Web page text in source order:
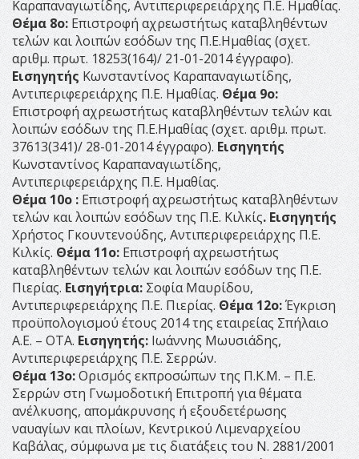
Καραπαναγιωτίδης, Αντιπεριφερειάρχης Π.Ε. Ημαθίας.
Θέμα 8ο: Επιστροφή αχρεωστήτως καταβληθέντων
τελών και λοιπών εσόδων της Π.Ε.Ημαθίας (σχετ.
αριθμ. πρωτ. 18253(164)/ 21-01-2014 έγγραφο).
Εισηγητής Κωνσταντίνος Καραπαναγιωτίδης,
Αντιπεριφερειάρχης Π.Ε. Ημαθίας.Θέμα 9ο:
Επιστροφή αχρεωστήτως καταβληθέντων τελών και
λοιπών εσόδων της Π.Ε.Ημαθίας (σχετ. αριθμ. πρωτ.
37613(341)/ 28-01-2014 έγγραφο).Εισηγητής
Κωνσταντίνος Καραπαναγιωτίδης,
Αντιπεριφερειάρχης Π.Ε. Ημαθίας.
Θέμα 10ο : Επιστροφή αχρεωστήτως καταβληθέντων
τελών και λοιπών εσόδων της Π.Ε. Κιλκίς. Εισηγητής
Χρήστος Γκουντενούδης, Αντιπεριφερειάρχης Π.Ε.
Κιλκίς.Θέμα 11ο:Επιστροφή αχρεωστήτως
καταβληθέντων τελών και λοιπών εσόδων της Π.Ε.
Πιερίας. Εισηγήτρια:Σοφία Μαυρίδου,
Αντιπεριφερειάρχης Π.Ε. Πιερίας. Θέμα 12ο:Έγκριση
προϋπολογισμού έτους 2014 της εταιρείας Σπήλαιο
Α.Ε. – ΟΤΑ. Εισηγητής:Ιωάννης Μωυσιάδης,
Αντιπεριφερειάρχης Π.Ε. Σερρών.
Θέμα 13ο:Ορισμός εκπροσώπων της Π.Κ.Μ. – Π.Ε.
Σερρών στη Γνωμοδοτική Επιτροπή για θέματα
ανέλκυσης, απομάκρυνσης ή εξουδετέρωσης
ναυαγίων και πλοίων, Κεντρικού Λιμεναρχείου
Καβάλας, σύμφωνα με τις διατάξεις του Ν. 2881/2001